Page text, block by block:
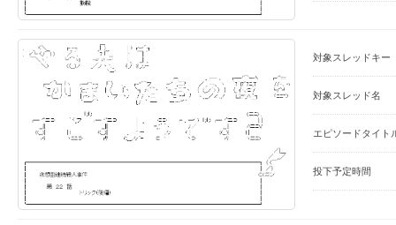
対象スレッドキー
対象スレッド名
エピソードタイト
投下予定時間